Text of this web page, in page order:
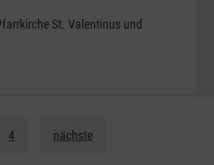
St. Valentinus und
4 nächste